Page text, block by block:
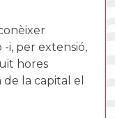
i, per extensió,
hores
la capital el